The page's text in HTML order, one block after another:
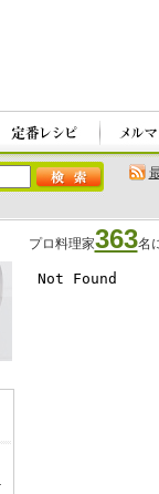
プロ料理家363名